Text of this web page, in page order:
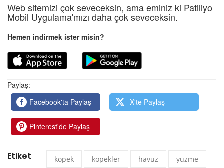
Web sitemizi çok seveceksin, ama eminiz ki Patiliyo
Mobil Uygulama'mızı daha çok seveceksin.
Hemen indirmek ister misin?
Paylaş:
Facebook'ta Paylaş
X'te Paylaş
Pinterest'de Paylaş
Etiket köpek köpekler havuz yüzme